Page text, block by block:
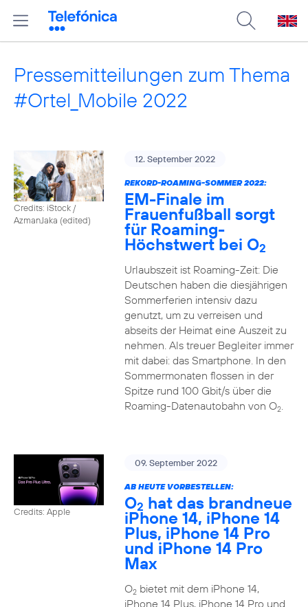
Pressemitteilungen zum Thema
#Ortel_Mobile 2022
Credits: iStock /
AzmanJaka (edited)
12. September 2022
REKORD-ROAMING-SOMMER 2022:
EM-Finale im
Frauenfußball sorgt
für Roaming-
Höchstwert bei O2
Urlaubszeit ist Roaming-Zeit: Die
Deutschen haben die diesjährigen
Sommerferien intensiv dazu
genutzt, um zu verreisen und
abseits der Heimat eine Auszeit zu
nehmen. Als treuer Begleiter immer
mit dabei: das Smartphone. In den
Sommermonaten flossen in der
Spitze rund 100 Gbit/s über die
Roaming-Datenautobahn von O2.
Credits: Apple
09. September 2022
AB HEUTE VORBESTELLEN:
O2 hat das brandneue
iPhone 14, iPhone 14
Plus, iPhone 14 Pro
und iPhone 14 Pro
Max
O2bietet mit dem iPhone 14,
iPhone 14 Plus, iPhone 14 Pro und